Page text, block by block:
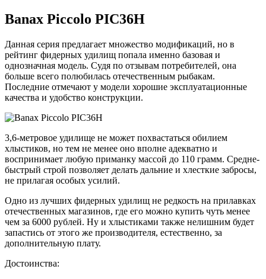
Banax Piccolo PIC36H
Данная серия предлагает множество модификаций, но в
рейтинг фидерных удилищ попала именно базовая и
однозначная модель. Судя по отзывам потребителей, она
больше всего полюбилась отечественным рыбакам.
Последние отмечают у модели хорошие эксплуатационные
качества и удобство конструкции.
3,6-метровое удилище не может похвастаться обилием
хлыстиков, но тем не менее оно вполне адекватно и
воспринимает любую приманку массой до 110 грамм. Средне-
быстрый строй позволяет делать дальние и хлесткие забросы,
не прилагая особых усилий.
Одно из лучших фидерных удилищ не редкость на прилавках
отечественных магазинов, где его можно купить чуть менее
чем за 6000 рублей. Ну и хлыстиками также нелишним будет
запастись от этого же производителя, естественно, за
дополнительную плату.
Достоинства: